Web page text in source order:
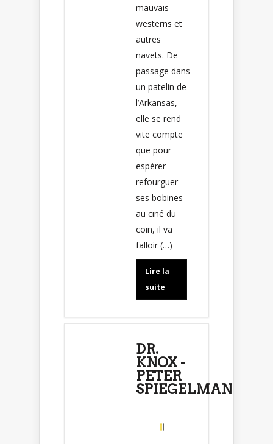
mauvais
westerns et
autres
navets. De
passage dans
un patelin de
l’Arkansas,
elle se rend
vite compte
que pour
espérer
refourguer
ses bobines
au ciné du
coin, il va
falloir (…)
Lire la
suite
DR.
KNOX -
PETER
SPIEGELMAN